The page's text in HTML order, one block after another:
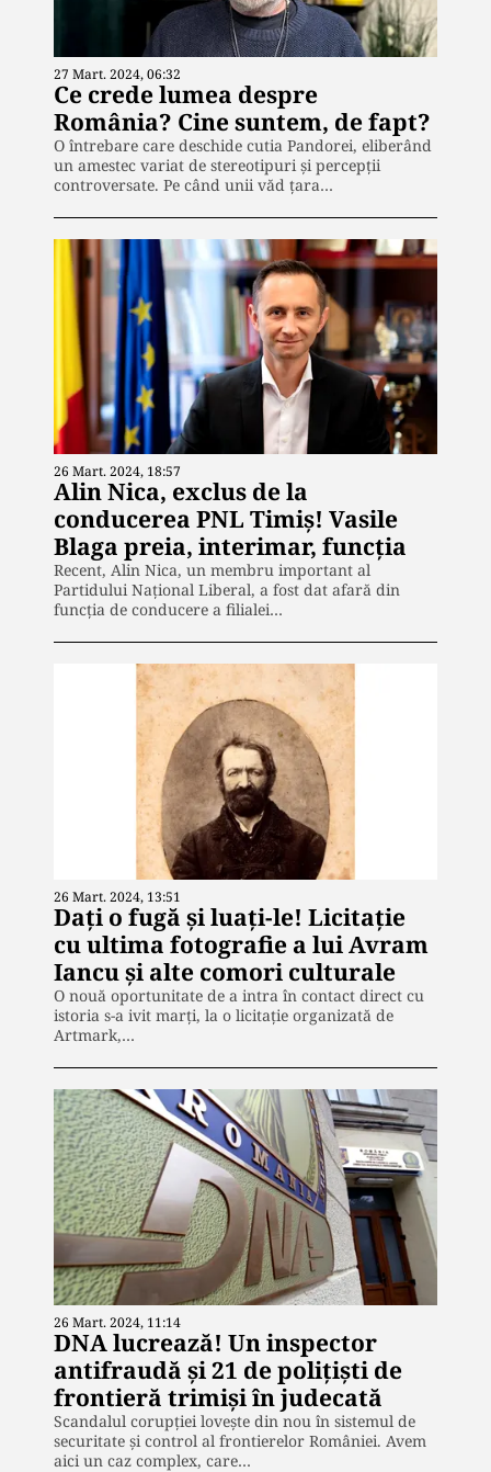
27 Mart. 2024, 06:32
Ce crede lumea despre
România? Cine suntem, de fapt?
O întrebare care deschide cutia Pandorei, eliberând
un amestec variat de stereotipuri și percepții
controversate. Pe când unii văd țara…
26 Mart. 2024, 18:57
Alin Nica, exclus de la
conducerea PNL Timiș! Vasile
Blaga preia, interimar, funcția
Recent, Alin Nica, un membru important al
Partidului Național Liberal, a fost dat afară din
funcția de conducere a filialei…
26 Mart. 2024, 13:51
Dați o fugă și luați-le! Licitație
cu ultima fotografie a lui Avram
Iancu și alte comori culturale
O nouă oportunitate de a intra în contact direct cu
istoria s-a ivit marți, la o licitație organizată de
Artmark,…
26 Mart. 2024, 11:14
DNA lucrează! Un inspector
antifraudă și 21 de polițiști de
frontieră trimiși în judecată
Scandalul corupției lovește din nou în sistemul de
securitate și control al frontierelor României. Avem
aici un caz complex, care…